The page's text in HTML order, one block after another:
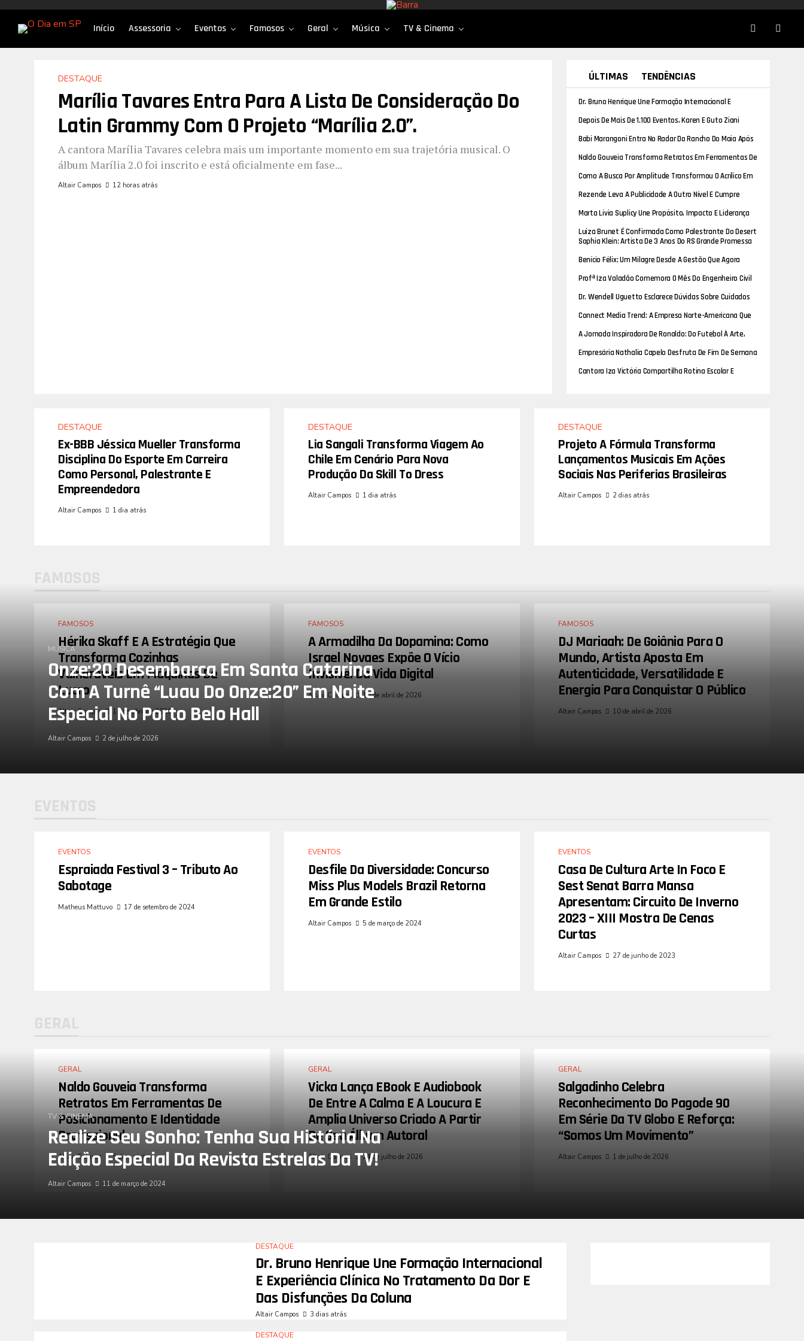
Início Assessoria Eventos Famosos Geral Música TV & Cinema
DESTAQUE
Marília Tavares Entra Para A Lista De Consideração Do
Latin Grammy Com O Projeto “Marília 2.0”.
A cantora Marília Tavares celebra mais um importante momento em sua trajetória musical. O
álbum Marília 2.0 foi inscrito e está oficialmente em fase...
Altair Campos 12 horas atrás
DESTAQUE
Ex-BBB Jéssica Mueller Transforma
Disciplina Do Esporte Em Carreira
Como Personal, Palestrante E
Empreendedora
Altair Campos 1 dia atrás
DESTAQUE
Lia Sangali Transforma Viagem Ao
Chile Em Cenário Para Nova
Produção Da Skill To Dress
Altair Campos 1 dia atrás
DESTAQUE
Projeto A Fórmula Transforma
Lançamentos Musicais Em Ações
Sociais Nas Periferias Brasileiras
Altair Campos 2 dias atrás
ÚLTIMAS TENDÊNCIAS
Dr. Bruno Henrique Une Formação Internacional E
Disfunções Da Coluna
Depois De Mais De 1.100 Eventos, Karen E Guto Ziani
Babi Marangoni Entra No Radar Do Rancho Do Maia Após
Naldo Gouveia Transforma Retratos Em Ferramentas De
Como A Busca Por Amplitude Transformou O Acrílico Em
Rezende Leva A Publicidade A Outro Nível E Cumpre
Marta Lívia Suplicy Une Propósito, Impacto E Liderança
Summit 2026
Luiza Brunet É Confirmada Como Palestrante Do Desert
Women Summit 2026 E Reforça A Força Da Liderança
Sophia Klein: Artista De 3 Anos Do RS Grande Promessa
Benício Félix: Um Milagre Desde A Gestão Que Agora
Profª Iza Valadão Comemora O Mês Do Engenheiro Civil
Dr. Wendell Uguetto Esclarece Dúvidas Sobre Cuidados
Connect Media Trend: A Empresa Norte-Americana Que
Imprensa E Estratégias De Social Mídia
A Jornada Inspiradora De Ronaldo: Do Futebol À Arte,
Empresária Nathalia Capelo Desfruta De Fim De Semana
Cantora Iza Victória Compartilha Rotina Escolar E
FAMOSOS
Hérika Skaff E A Estratégia Que
Transforma Cozinhas
Vulneráveis Em Máquinas De
Lucro
Altair Campos 11 de abril de 2026
FAMOSOS
A Armadilha Da Dopamina: Como
Israel Novaes Expõe O Vício
Invisível Da Vida Digital
Altair Campos 10 de abril de 2026
FAMOSOS
DJ Mariaah: De Goiânia Para O
Mundo, Artista Aposta Em
Autenticidade, Versatilidade E
Energia Para Conquistar O Público
Altair Campos 10 de abril de 2026
MÚSICA
Onze:20 Desembarca Em Santa Catarina
Com A Turnê “Luau Do Onze:20” Em Noite
Especial No Porto Belo Hall
Altair Campos 2 de julho de 2026
EVENTOS
Espraiada Festival 3 – Tributo Ao
Sabotage
Matheus Mattuvo 17 de setembro de 2024
EVENTOS
Desfile Da Diversidade: Concurso
Miss Plus Models Brazil Retorna
Em Grande Estilo
Altair Campos 5 de março de 2024
EVENTOS
Casa De Cultura Arte In Foco E
Sest Senat Barra Mansa
Apresentam: Circuito De Inverno
2023 – XIII Mostra De Cenas
Curtas
Altair Campos 27 de junho de 2023
GERAL
Naldo Gouveia Transforma
Retratos Em Ferramentas De
Posicionamento E Identidade
Profissional
Altair Campos 5 dias atrás
GERAL
Vicka Lança EBook E Audiobook
De Entre A Calma E A Loucura E
Amplia Universo Criado A Partir
De Seu Álbum Autoral
Altair Campos 24 de julho de 2026
GERAL
Salgadinho Celebra
Reconhecimento Do Pagode 90
Em Série Da TV Globo E Reforça:
“Somos Um Movimento”
Altair Campos 1 de julho de 2026
TV & CINEMA
Realize Seu Sonho: Tenha Sua História Na
Edição Especial Da Revista Estrelas Da TV!
Altair Campos 11 de março de 2024
DESTAQUE
Dr. Bruno Henrique Une Formação Internacional
E Experiência Clínica No Tratamento Da Dor E
Das Disfunções Da Coluna
Altair Campos 3 dias atrás
DESTAQUE